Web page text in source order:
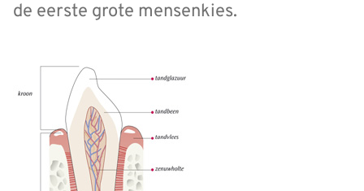
de eerste grote mensenkies.